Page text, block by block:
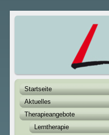
Startseite
Aktuelles
Therapieangebote
Lerntherapie